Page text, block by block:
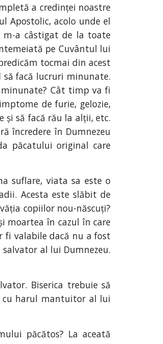
a credinței noastre
Apostolic, acolo unde el
m-a câstigat de la toate
pe Cuvântul lui
tocmai din acest
facă lucruri minunate.
minunate? Cât timp va fi
de furie, gelozie,
și să facă rău la alții, etc.
încredere în Dumnezeu
păcatului original care
suflare, viata sa este o
Acesta este slăbit de
copiilor nou-născuți?
moartea în cazul în care
fi valabile dacă nu a fost
al lui Dumnezeu.
Biserica trebuie să
cu harul mantuitor al lui
păcătos? La aceată